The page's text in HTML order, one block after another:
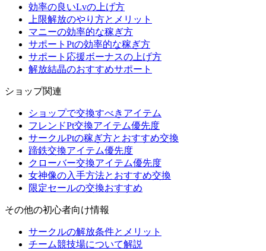
効率の良いLvの上げ方
上限解放のやり方とメリット
マニーの効率的な稼ぎ方
サポートPtの効率的な稼ぎ方
サポート応援ボーナスの上げ方
解放結晶のおすすめサポート
ショップ関連
ショップで交換すべきアイテム
フレンドPt交換アイテム優先度
サークルPtの稼ぎ方とおすすめ交換
蹄鉄交換アイテム優先度
クローバー交換アイテム優先度
女神像の入手方法とおすすめ交換
限定セールの交換おすすめ
その他の初心者向け情報
サークルの解放条件とメリット
チーム競技場について解説